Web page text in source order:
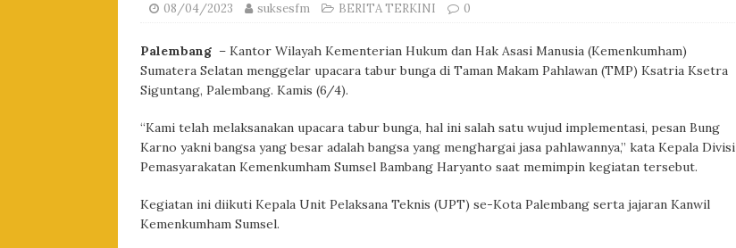
08/04/2023 suksesfm BERITA TERKINI 0
Palembang – Kantor Wilayah Kementerian Hukum dan Hak Asasi Manusia (Kemenkumham)
Sumatera Selatan menggelar upacara tabur bunga di Taman Makam Pahlawan (TMP) Ksatria Ksetra
Siguntang, Palembang. Kamis (6/4).
“Kami telah melaksanakan upacara tabur bunga, hal ini salah satu wujud implementasi, pesan Bung
Karno yakni bangsa yang besar adalah bangsa yang menghargai jasa pahlawannya,” kata Kepala Divisi
Pemasyarakatan Kemenkumham Sumsel Bambang Haryanto saat memimpin kegiatan tersebut.
Kegiatan ini diikuti Kepala Unit Pelaksana Teknis (UPT) se-Kota Palembang serta jajaran Kanwil
Kemenkumham Sumsel.